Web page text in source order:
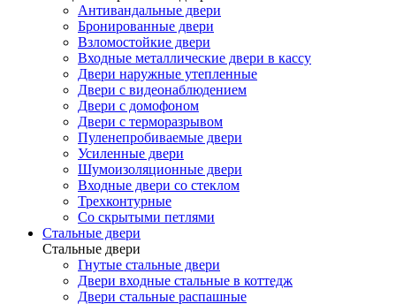
Антивандальные двери
Бронированные двери
Взломостойкие двери
Входные металлические двери в кассу
Двери наружные утепленные
Двери с видеонаблюдением
Двери с домофоном
Двери с терморазрывом
Пуленепробиваемые двери
Усиленные двери
Шумоизоляционные двери
Входные двери со стеклом
Трехконтурные
Со скрытыми петлями
Стальные двери
Стальные двери
Гнутые стальные двери
Двери входные стальные в коттедж
Двери стальные распашные